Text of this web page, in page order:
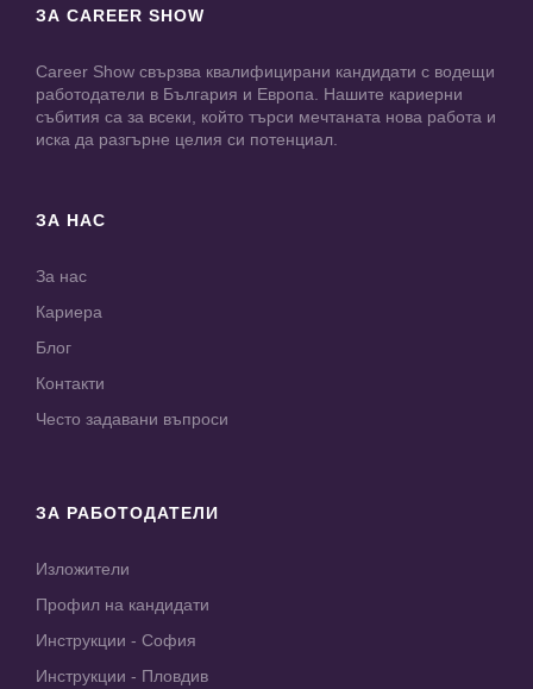
ЗА CAREER SHOW
Career Show свързва квалифицирани кандидати с водещи
работодатели в България и Европа. Нашите кариерни
събития са за всеки, който търси мечтаната нова работа и
иска да разгърне целия си потенциал.
ЗА НАС
За нас
Кариера
Блог
Контакти
Често задавани въпроси
ЗА РАБОТОДАТЕЛИ
Изложители
Профил на кандидати
Инструкции - София
Инструкции - Пловдив